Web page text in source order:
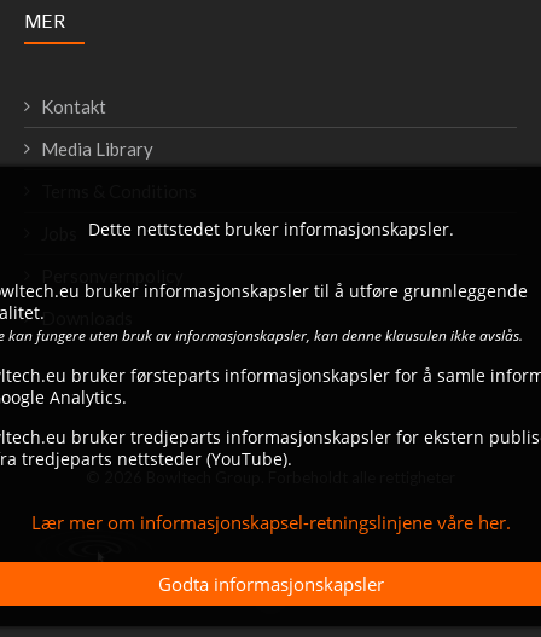
MER
Kontakt
Media Library
Downloads
Dette nettstedet bruker informasjonskapsler.
bruker informasjonskapsler til å utføre grunnleggende
kan fungere uten bruk av informasjonskapsler, kan denne klausulen ikke avslås.
bruker førsteparts informasjonskapsler for å samle
Analytics.
bruker tredjeparts informasjonskapsler for ekstern
tredjeparts nettsteder (YouTube).
Lær mer om informasjonskapsel-retningslinjene våre her.
Godta informasjonskapsler